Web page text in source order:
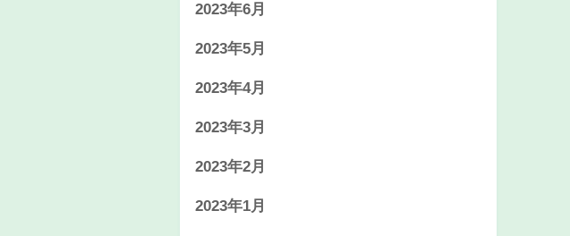
2023年6月
2023年5月
2023年4月
2023年3月
2023年2月
2023年1月